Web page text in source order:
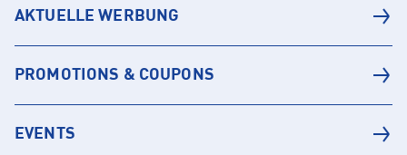
AKTUELLE WERBUNG
PROMOTIONS & COUPONS
EVENTS